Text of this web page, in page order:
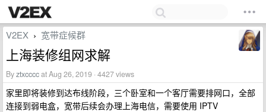
V2EX › 宽带症候群
上海装修组网求解
Byztxccccat Aug 26, 2019 · 4427 views
家里即将装修到达布线阶段，三个卧室和一个客厅需要排网口，全部
连接到弱电盒，宽带后续会办理上海电信，需要使用 IPTV